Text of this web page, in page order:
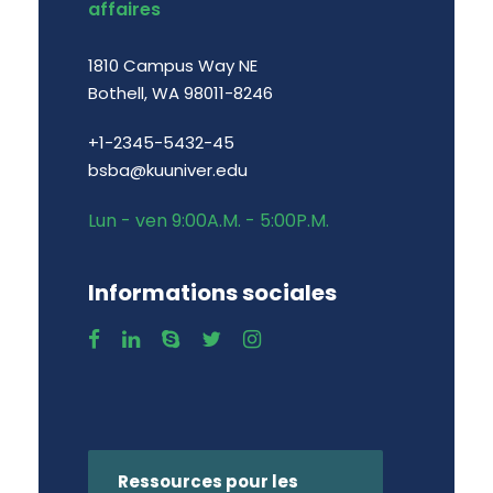
affaires
1810 Campus Way NE
Bothell, WA 98011-8246
+1-2345-5432-45
bsba@kuuniver.edu
Lun - ven 9:00A.M. - 5:00P.M.
Informations sociales
Ressources pour les